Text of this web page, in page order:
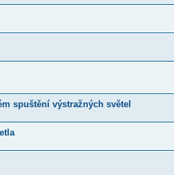
spuštění výstražných světel